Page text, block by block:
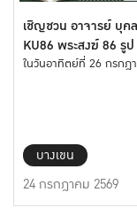
เชิญชวน อาจารย์ บุ
KU86 พระสงฆ์ 86 รูป
ในวันอาทิตย์ที่ 26 กรกฎ
บางเขน
24 กรกฎาคม 2569